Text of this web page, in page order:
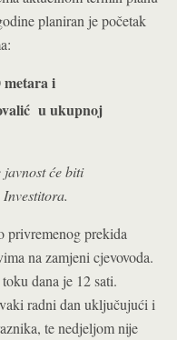
planiran je početak
i
u ukupnoj
javnost će biti
privremenog prekida
na zamjeni cjevovoda.
dana je 12 sati.
radni dan uključujući i
te nedjeljom nije